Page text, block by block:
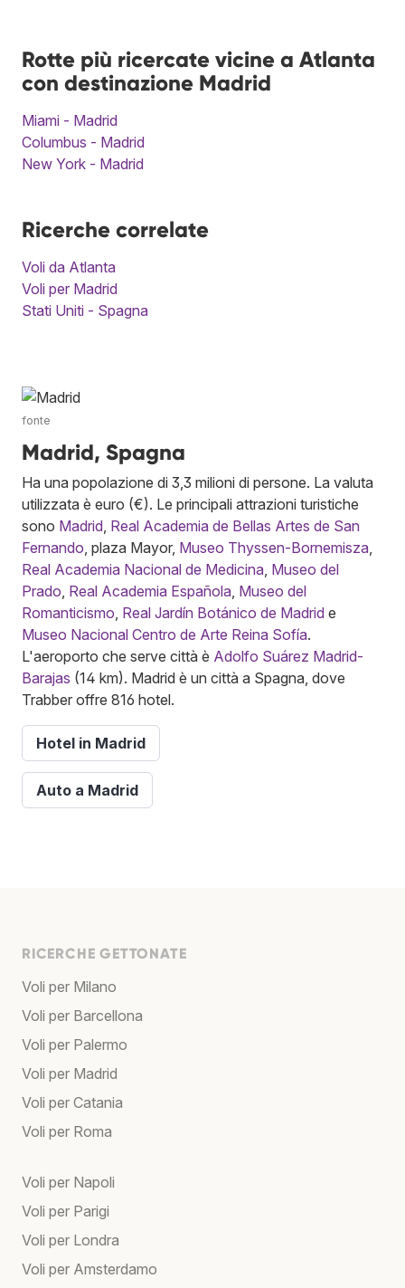
Rotte più ricercate vicine a Atlanta
con destinazione Madrid
Miami - Madrid
Columbus - Madrid
New York - Madrid
Ricerche correlate
Voli da Atlanta
Voli per Madrid
Stati Uniti - Spagna
fonte
Madrid, Spagna
Ha una popolazione di 3,3 milioni di persone. La valuta
utilizzata è euro (€). Le principali attrazioni turistiche
sono Madrid, Real Academia de Bellas Artes de San
Fernando, plaza Mayor, Museo Thyssen-Bornemisza,
Real Academia Nacional de Medicina, Museo del
Prado, Real Academia Española, Museo del
Romanticismo, Real Jardín Botánico de Madrid e
Museo Nacional Centro de Arte Reina Sofía.
L'aeroporto che serve città è Adolfo Suárez Madrid-
Barajas (14 km). Madrid è un città a Spagna, dove
Trabber offre 816 hotel.
Hotel in Madrid
Auto a Madrid
RICERCHE GETTONATE
Voli per Milano
Voli per Barcellona
Voli per Palermo
Voli per Madrid
Voli per Catania
Voli per Roma
Voli per Napoli
Voli per Parigi
Voli per Londra
Voli per Amsterdamo